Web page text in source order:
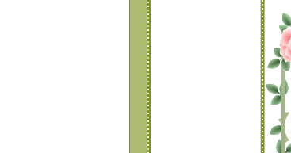
บว์..ระยิบระยับที่มุม
กรอบ 2
TABLE 6 แบบ
บว์..ระยิบระยับที่มุม
กรอบ
TABLE 5 แบบกิ๊ปเก๋
มี 2 แบบ ให้เลือกสว
TABLE 3 นางฟ้ามุม
กรอบ สีหวานๆ
TABLE 2 แบบมีไม้
ขวนกรอบหน้าบล็อค